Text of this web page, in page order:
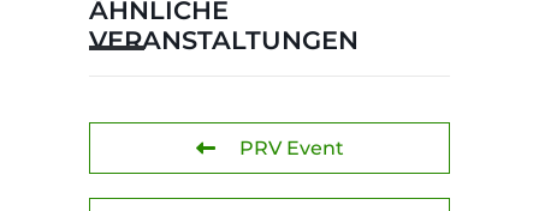
ÄHNLICHE
VERANSTALTUNGEN
PRV Event